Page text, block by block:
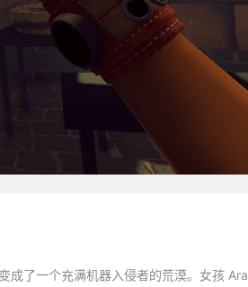
成了一个充满机器入侵者的荒漠。女孩 Ara